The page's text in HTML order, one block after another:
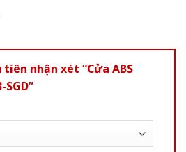
nhận xét “Cửa ABS
SGD”